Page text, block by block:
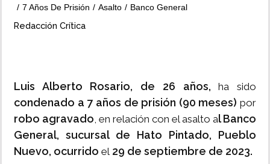
INSÓLITAS
7 Años De Prisión
Asalto Banco General
Redacción Crítica
Luis Alberto Rosario, de 26 años, ha sido
condenado a 7 años de prisión (90 meses) por
robo agravado , en relación con el asalto al Banco
General, sucursal de Hato Pintado, Pueblo
Nuevo, ocurrido el 29 de septiembre de 2023.